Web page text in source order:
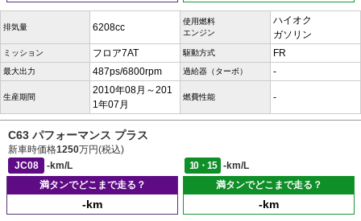
排気量 6208cc
使用燃料
エンジン
ハイオク
ガソリン
ミッション フロア7AT 駆動方式 FR
最大出力 487ps/6800rpm 過給器（ターボ） -
生産期間
2010年08月～201
1年07月
燃費性能 -
C63 パフォーマンス プラス
新車時価格1250万円(税込)
JC08
-km/L 10・15
-km/L
満タンでどこまで走る？
-km
満タンでどこまで走る？
-km